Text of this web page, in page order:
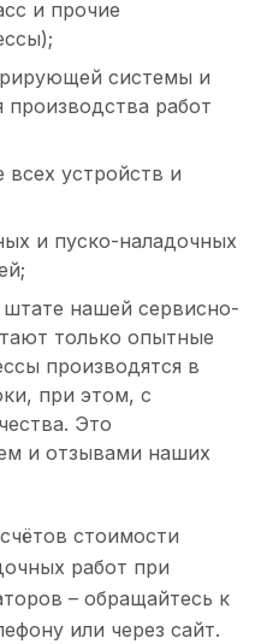
и прочие
системы и
работ
устройств и
и пуско-наладочных
нашей сервисно-
только опытные
производятся в
при этом, с
Это
и отзывами наших
стоимости
работ при
– обращайтесь к
или через сайт.